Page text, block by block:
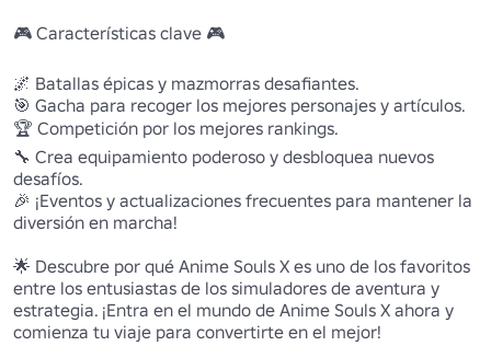
🎮 Características clave 🎮
🌌 Batallas épicas y mazmorras desafiantes.
🎯 Gacha para recoger los mejores personajes y artículos.
🏆 Competición por los mejores rankings.
🔧 Crea equipamiento poderoso y desbloquea nuevos
desafíos.
🎉 ¡Eventos y actualizaciones frecuentes para mantener la
diversión en marcha!
🌟 Descubre por qué Anime Souls X es uno de los favoritos
entre los entusiastas de los simuladores de aventura y
estrategia. ¡Entra en el mundo de Anime Souls X ahora y
comienza tu viaje para convertirte en el mejor!